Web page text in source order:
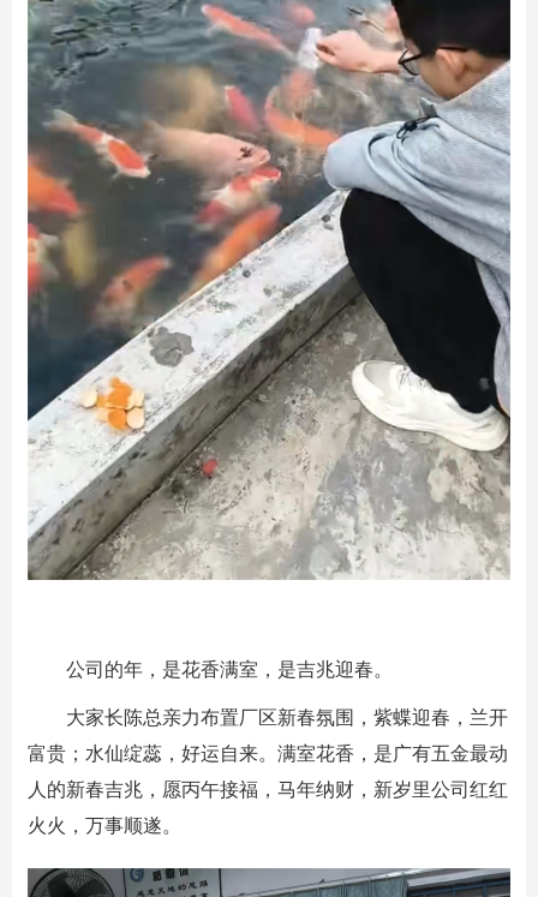
公司的年，是花香满室，是吉兆迎春。
大家长陈总亲力布置厂区新春氛围，紫蝶迎春，兰开
富贵；水仙绽蕊，好运自来。满室花香，是广有五金最动
人的新春吉兆，愿丙午接福，马年纳财，新岁里公司红红
火火，万事顺遂。